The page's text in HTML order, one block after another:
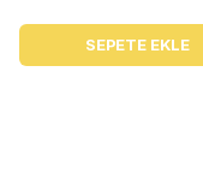
SEPETE EKLE